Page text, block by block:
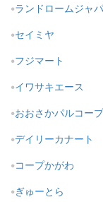
ランドロームジャ
セイミヤ
フジマート
イワサキエース
おおさかパルコープ
デイリーカナート
コープかがわ
ぎゅーとら